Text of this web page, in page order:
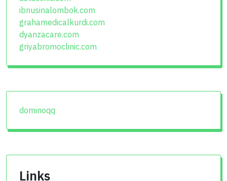
ibnusinalombok.com
grahamedicalkurdi.com
dyanzacare.com
griyabromoclinic.com
dominoqq
Links